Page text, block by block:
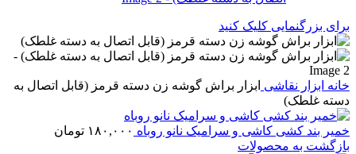
برای بزرگنمایی کلیک کنید
خانه ابزار نقاشی ابزار براش گوشه زن دسته قرمز (قابل اتصال به
دسته غلطک)
خمیر بند کشی کاشی و سرامیک نانو روباه ۱۸۰,۰۰۰ تومان
بازگشت به محصولات